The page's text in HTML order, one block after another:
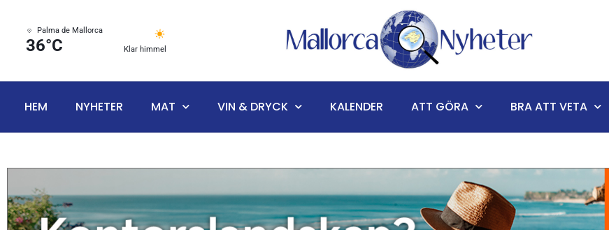
Palma de Mallorca
36°C Klar himmel
HEM NYHETER MAT VIN & DRYCK KALENDER ATT GÖRA BRA ATT VETA